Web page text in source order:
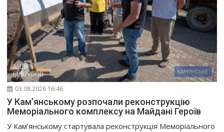
03.08.2026 16:46
У Кам’янському розпочали реконструкцію
Меморіального комплексу на Майдані Героїв
У Кам’янському стартувала реконструкція Меморіального